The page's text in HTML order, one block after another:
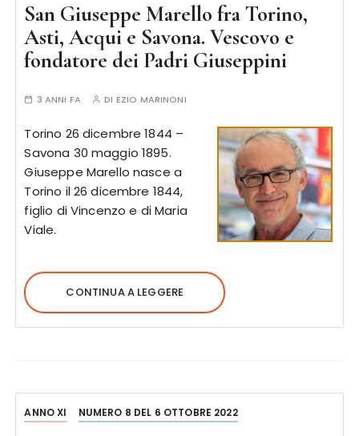
San Giuseppe Marello fra Torino,
Asti, Acqui e Savona. Vescovo e
fondatore dei Padri Giuseppini
3 ANNI FA DI EZIO MARINONI
Torino 26 dicembre 1844 –
Savona 30 maggio 1895.
Giuseppe Marello nasce a
Torino il 26 dicembre 1844,
figlio di Vincenzo e di Maria
Viale.
CONTINUA A LEGGERE
ANNO XI NUMERO 8 DEL 6 OTTOBRE 2022